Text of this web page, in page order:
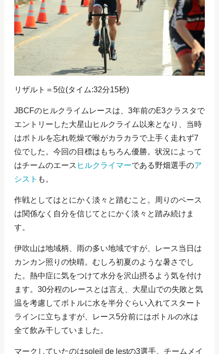
リザルト＝5位(タイム:32分15秒)
JBCFのヒルクライムレースは、3年前のE3クラスタで
エントリーした大星山ヒルクライム以来となり、当時
はボトルを忘れ乾燥で喉がカラカラで上手く走れず7
位でした。今回の目標はもちろん優勝。状況によって
はチームのエース ヒルクライマーである野畑選手のア
シスト も。
作戦としてはとにかく淡々と踏むこと。周りのペース
は関係なく自分を信じてとにかく淡々と踏み続けま
す。
伊吹山は地域柄、雨の多い地域ですが、レース当日は
カンカン照りの快晴。むしろ初夏のような暑さでし
た。熱中症に気をつけて水分を沢山摂るよう気を付け
ます。30分程のレースとは言え、大星山での失敗と気
温を考慮してボトルに水を半分ぐらい入れてスタート
ラインに立ちますが、レース5分前にはボトルの水は
全て飲み干していました。
マークしていたのはsoleil de lestの3選手。チームメイ